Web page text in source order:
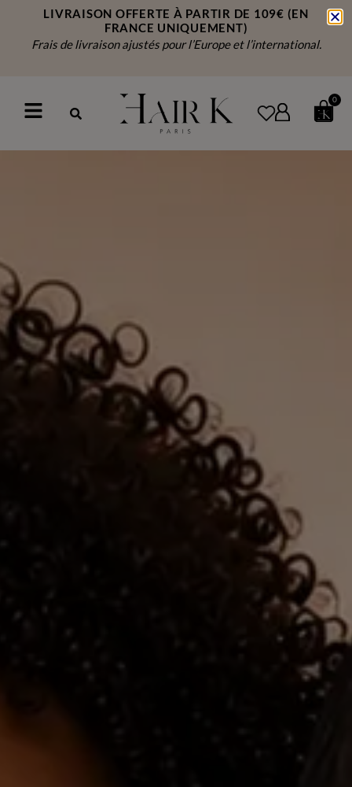
LIVRAISON OFFERTE À PARTIR DE 109€ (EN
FRANCE UNIQUEMENT)
Frais de livraison ajustés pour l’Europe et l’international.
0